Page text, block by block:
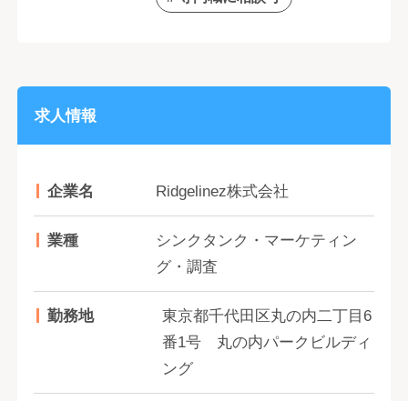
求人情報
企業名 Ridgelinez株式会社
業種
シンクタンク・マーケティン
グ・調査
勤務地
東京都千代田区丸の内二丁目6
番1号 丸の内パークビルディ
ング